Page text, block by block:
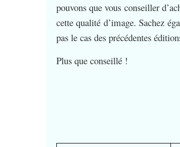
pouvons que vous conseiller
cette qualité d’image. Sachez
pas le cas des précédentes
Plus que conseillé !